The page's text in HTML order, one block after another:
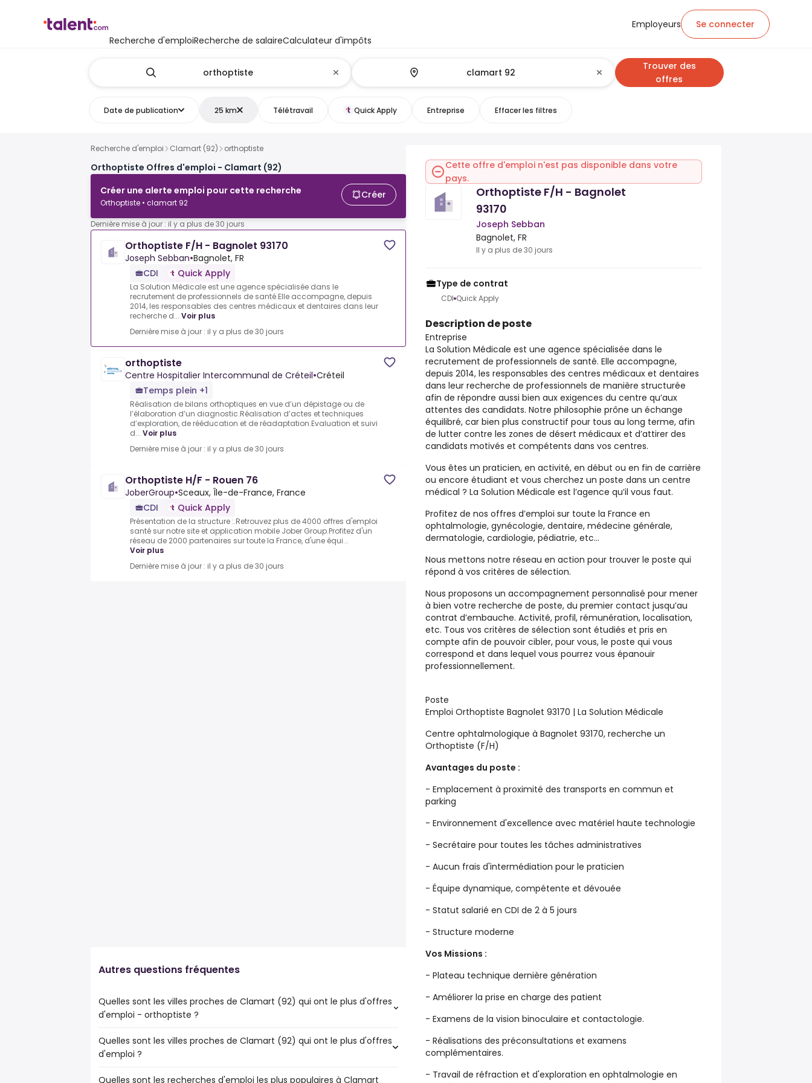
Recherche d'emploiRecherche de salaireCalculateur d'impôts
Employeurs Se connecter
Trouver des
offres
Date de publication 25 km Télétravail Quick Apply Entreprise Effacer les filtres
Recherche d'emploi Clamart (92) orthoptiste
Orthoptiste Offres d'emploi - Clamart (92)
Créer une alerte emploi pour cette recherche
Orthoptiste • clamart 92
Créer
Dernière mise à jour : il y a plus de 30 jours
Orthoptiste F/H - Bagnolet 93170
Joseph Sebban•Bagnolet, FR
CDI
Quick Apply
La Solution Médicale est une agence spécialisée dans le
recrutement de professionnels de santé.Elle accompagne, depuis
2014, les responsables des centres médicaux et dentaires dans leur
recherche d... Voir plus
Dernière mise à jour : il y a plus de 30 jours
orthoptiste
Centre Hospitalier Intercommunal de Créteil•Créteil
Temps plein +1
Réalisation de bilans orthoptiques en vue d’un dépistage ou de
l’élaboration d’un diagnostic.Réalisation d’actes et techniques
d’exploration, de rééducation et de réadaptation.Evaluation et suivi
d... Voir plus
Dernière mise à jour : il y a plus de 30 jours
Orthoptiste H/F - Rouen 76
JoberGroup•Sceaux, Île-de-France, France
CDI
Quick Apply
Présentation de la structure :.Retrouvez plus de 4000 offres d'emploi
santé sur notre site et application mobile Jober Group.Profitez d'un
réseau de 2000 partenaires sur toute la France, d'une équi...
Voir plus
Dernière mise à jour : il y a plus de 30 jours
Autres questions fréquentes
Quelles sont les villes proches de Clamart (92) qui ont le plus d'offres
d'emploi - orthoptiste ?
Les villes proches de Clamart (92) qui ont le plus d'offres d'emploi -
orthoptiste sont :
Quelles sont les villes proches de Clamart (92) qui ont le plus d'offres
d'emploi ?
Les 10 villes proches de Clamart (92) qui ont le plus d'offres d'emploi
Quelles sont les recherches d'emploi les plus populaires à Clamart
Cette offre d'emploi n'est pas disponible dans votre
pays.
Orthoptiste F/H - Bagnolet
93170
Joseph Sebban
Bagnolet, FR
Il y a plus de 30 jours
Type de contrat
CDI Quick Apply
Description de poste
Entreprise
La Solution Médicale est une agence spécialisée dans le
recrutement de professionnels de santé. Elle accompagne,
depuis 2014, les responsables des centres médicaux et dentaires
dans leur recherche de professionnels de manière structurée
afin de répondre aussi bien aux exigences du centre qu’aux
attentes des candidats. Notre philosophie prône un échange
équilibré, car bien plus constructif pour tous au long terme, afin
de lutter contre les zones de désert médicaux et d’attirer des
candidats motivés et compétents dans vos centres.
Vous êtes un praticien, en activité, en début ou en fin de carrière
ou encore étudiant et vous cherchez un poste dans un centre
médical ? La Solution Médicale est l’agence qu’il vous faut.
Profitez de nos offres d’emploi sur toute la France en
ophtalmologie, gynécologie, dentaire, médecine générale,
dermatologie, cardiologie, pédiatrie, etc…
Nous mettons notre réseau en action pour trouver le poste qui
répond à vos critères de sélection.
Nous proposons un accompagnement personnalisé pour mener
à bien votre recherche de poste, du premier contact jusqu’au
contrat d’embauche. Activité, profil, rémunération, localisation,
etc. Tous vos critères de sélection sont étudiés et pris en
compte afin de pouvoir cibler, pour vous, le poste qui vous
correspond et dans lequel vous pourrez vous épanouir
professionnellement.
Poste
Emploi Orthoptiste Bagnolet 93170 | La Solution Médicale
Centre ophtalmologique à Bagnolet 93170, recherche un
Orthoptiste (F/H)
Avantages du poste :
- Emplacement à proximité des transports en commun et
parking
- Environnement d'excellence avec matériel haute technologie
- Secrétaire pour toutes les tâches administratives
- Aucun frais d'intermédiation pour le praticien
- Équipe dynamique, compétente et dévouée
- Statut salarié en CDI de 2 à 5 jours
- Structure moderne
Vos Missions :
- Plateau technique dernière génération
- Améliorer la prise en charge des patient
- Examens de la vision binoculaire et contactologie.
- Réalisations des préconsultations et examens
complémentaires.
- Travail de réfraction et d'exploration en ophtalmologie en